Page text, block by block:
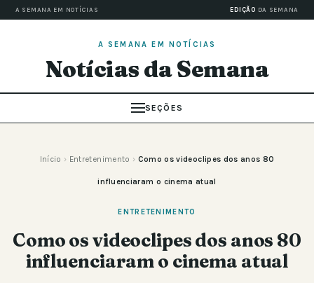
A SEMANA EM NOTÍCIAS EDIÇÃO DA SEMANA
A SEMANA EM NOTÍCIAS
Notícias da Semana
SEÇÕES
Início › Entretenimento › Como os videoclipes dos anos 80
influenciaram o cinema atual
ENTRETENIMENTO
Como os videoclipes dos anos 80
influenciaram o cinema atual